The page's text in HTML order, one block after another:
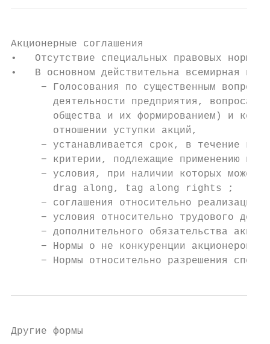
Акционерные соглашения
•   Отсутствие специальных правовых норм;
•   В основном действительна всемирная
− Голосования по существенным
деятельности предприятия,
общества и их формированием) и
       отношении уступки акций,
− устанавливается срок, в течение
− критерии, подлежащие применению в
− условия, при наличии которых может
       drag along, tag along rights ;
− соглашения относительно реализации
− условия относительно трудового
− дополнительного обязательства
     − Нормы о не конкуренции акционеров;
− Нормы относительно разрешения
Другие формы